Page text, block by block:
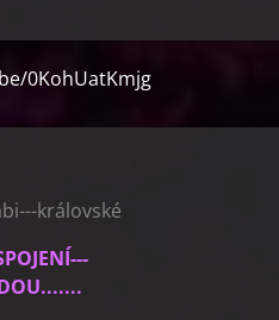
0KohUatKmjg
královské